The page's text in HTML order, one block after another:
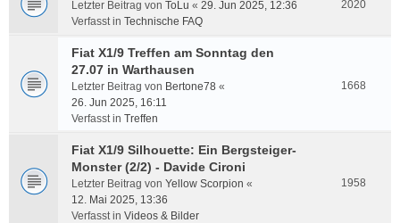
Letzter Beitrag von ToLu « 29. Jun 2025, 12:36
Verfasst in Technische FAQ
2020
Fiat X1/9 Treffen am Sonntag den
27.07 in Warthausen
Letzter Beitrag von Bertone78 «
26. Jun 2025, 16:11
Verfasst in Treffen
1668
Fiat X1/9 Silhouette: Ein Bergsteiger-
Monster (2/2) - Davide Cironi
Letzter Beitrag von Yellow Scorpion «
12. Mai 2025, 13:36
Verfasst in Videos & Bilder
1958